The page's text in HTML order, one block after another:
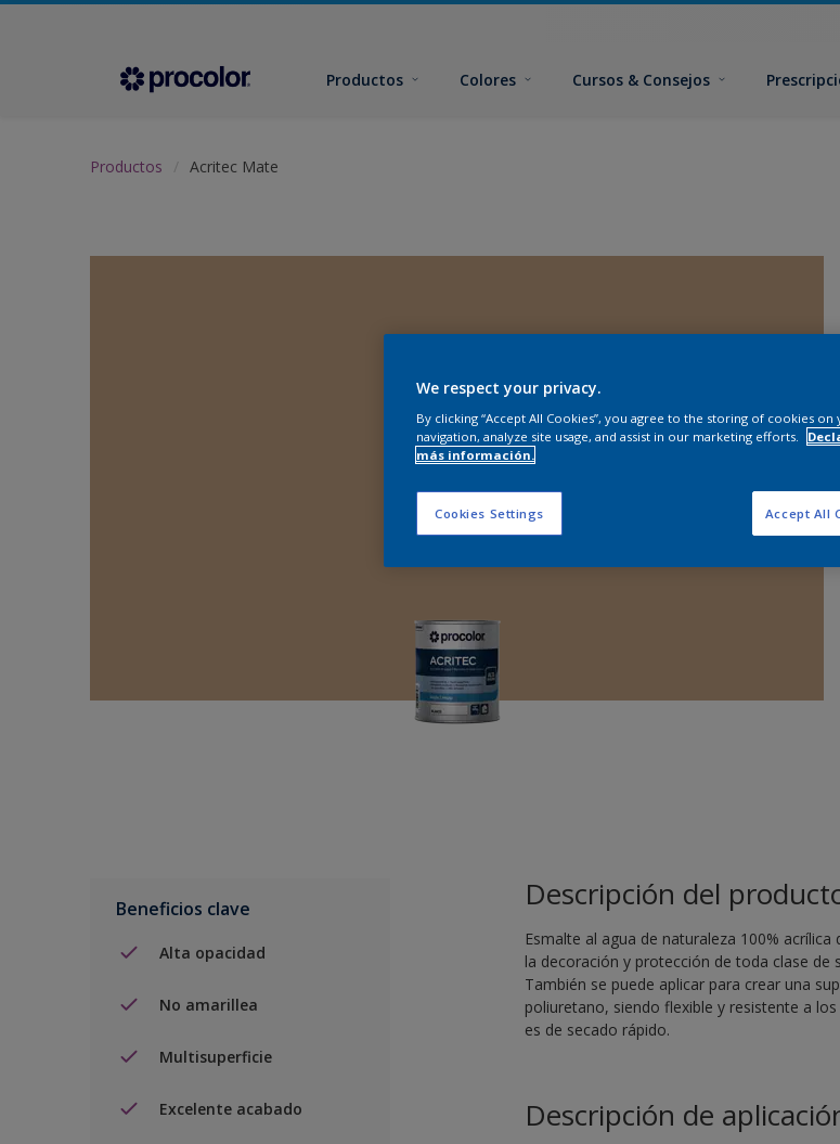
Productos Colores Cursos & Consejos
Productos Acritec Mate
Beneficios clave
Alta opacidad
No amarillea
Multisuperficie
Excelente acabado
Descripción del
Esmalte al agua de naturaleza 100%
la decoración y protección de toda clase de
También se puede aplicar para crear una
poliuretano, siendo flexible y resistente a
es de secado rápido.
Descripción de
We respect your privacy.
By clicking “Accept All Cookies”, you agree to the storing of cookies
navigation, analyze site usage, and assist in our marketing efforts.
más información.
Cookies Settings Accept All